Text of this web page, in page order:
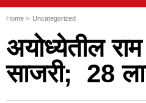
Home > Uncategorized
अयोध्येतील
साजरी; 28